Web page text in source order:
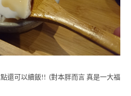
還可以續飯!! (對本胖而言 真是一大福